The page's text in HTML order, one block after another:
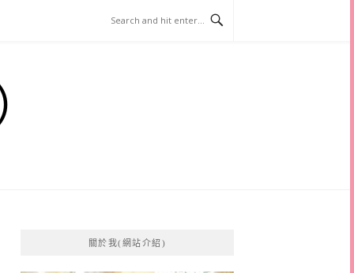
關於我(網站介紹)